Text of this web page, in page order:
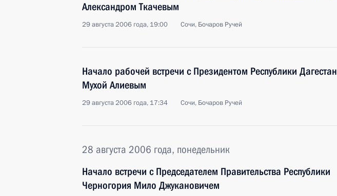
Александром Ткачевым
29 августа 2006 года, 19:00 Сочи, Бочаров Ручей
Начало рабочей встречи с Президентом Республики Дагестан
Мухой Алиевым
29 августа 2006 года, 17:34 Сочи, Бочаров Ручей
28 августа 2006 года, понедельник
Начало встречи с Председателем Правительства Республики
Черногория Мило Джукановичем